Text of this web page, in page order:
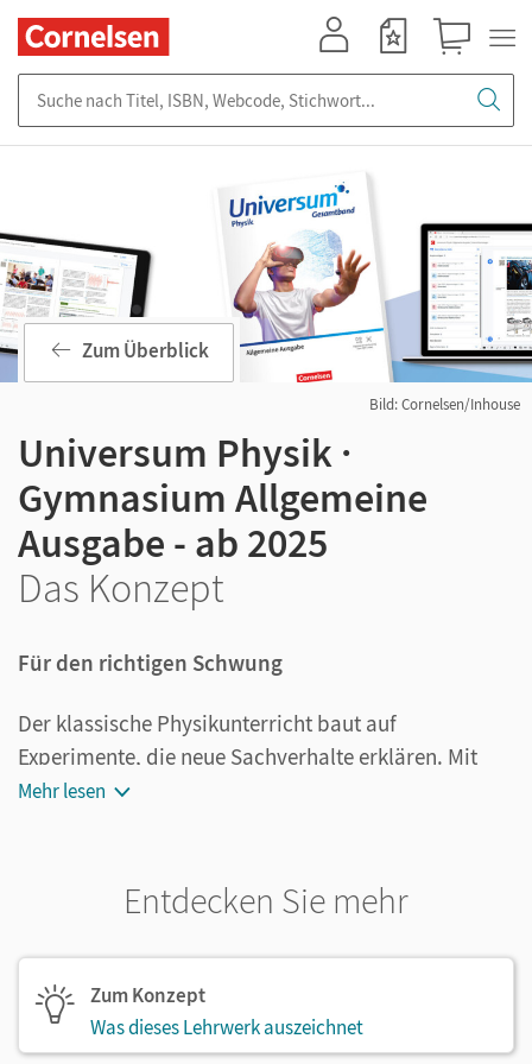
Bild: Cornelsen/Inhouse
Zum Überblick
Universum Physik ·
Gymnasium Allgemeine
Ausgabe - ab 2025
Das Konzept
Für den richtigen Schwung
Der klassische Physikunterricht baut auf
Experimente, die neue Sachverhalte erklären. Mit
Universum Physik
didaktischen und inhaltlichen Vorgaben vollständig
Die Inhalte sind so aufbereitet, dass sie eine ideale
Kombination von fachlichem Anspruch und
schülergerechter Motivation bilden:
Mehr lesen
Entdecken Sie mehr
Zum Konzept
Was dieses Lehrwerk auszeichnet